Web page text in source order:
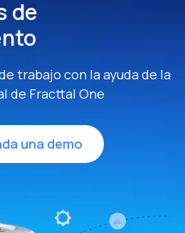
de
trabajo con la ayuda de la
de Fracttal One
una demo